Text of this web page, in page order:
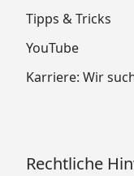
Tipps & Tricks
YouTube
Karriere: Wir
Rechtliche